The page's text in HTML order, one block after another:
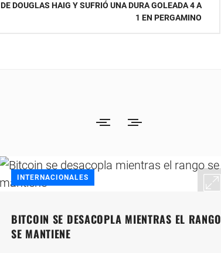
DE DOUGLAS HAIG Y SUFRIÓ UNA DURA GOLEADA 4 A
1 EN PERGAMINO
INTERNACIONALES
BITCOIN SE DESACOPLA MIENTRAS EL RANGO
SE MANTIENE